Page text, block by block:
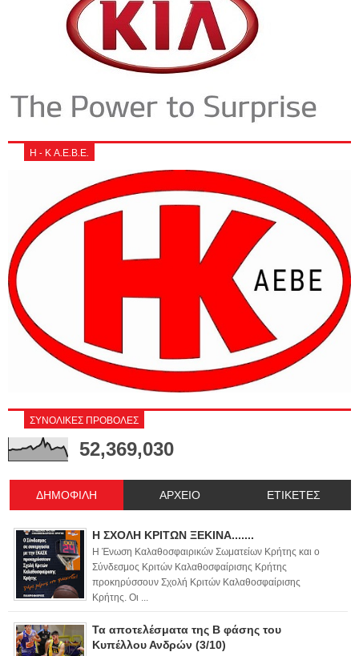
Η - Κ Α.Ε.Β.Ε.
ΣΥΝΟΛΙΚΕΣ ΠΡΟΒΟΛΕΣ
52,369,030
ΔΗΜΟΦΙΛΗ ΑΡΧΕΙΟ ΕΤΙΚΕΤΕΣ
Η ΣΧΟΛΗ ΚΡΙΤΩΝ ΞΕΚΙΝΑ.......
Η Ένωση Καλαθοσφαιρικών Σωματείων Κρήτης και ο
Σύνδεσμος Κριτών Καλαθοσφαίρισης Κρήτης
προκηρύσσουν Σχολή Κριτών Καλαθοσφαίρισης
Κρήτης. Οι ...
Τα αποτελέσματα της Β φάσης του
Κυπέλλου Ανδρών (3/10)